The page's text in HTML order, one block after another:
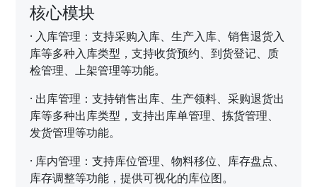
核心模块
· 入库管理：支持采购入库、生产入库、销售退货入
库等多种入库类型，支持收货预约、到货登记、质
检管理、上架管理等功能。
· 出库管理：支持销售出库、生产领料、采购退货出
库等多种出库类型，支持出库单管理、拣货管理、
发货管理等功能。
· 库内管理：支持库位管理、物料移位、库存盘点、
库存调整等功能，提供可视化的库位图。